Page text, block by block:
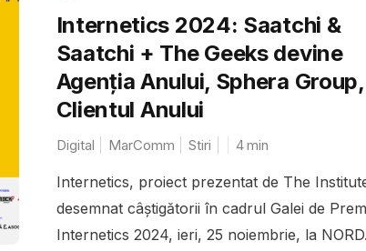
Internetics 2024: Saatchi &
Saatchi + The Geeks devine
Agenția Anului, Sphera Group,
Clientul Anului
Digital MarComm Stiri 4min
Internetics, proiect prezentat de The
desemnat câștigătorii în cadrul Galei de
Internetics 2024, ieri, 25 noiembrie, la